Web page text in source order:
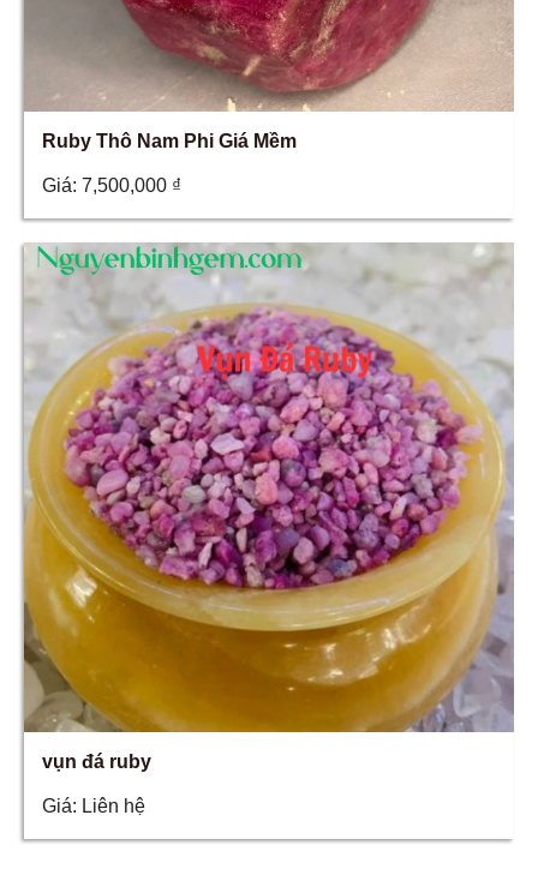
Ruby Thô Nam Phi Giá Mềm
Giá: 7,500,000 ₫
vụn đá ruby
Giá: Liên hệ